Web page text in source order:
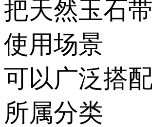
把天然玉石带
使用场景
可以广泛搭配
所属分类